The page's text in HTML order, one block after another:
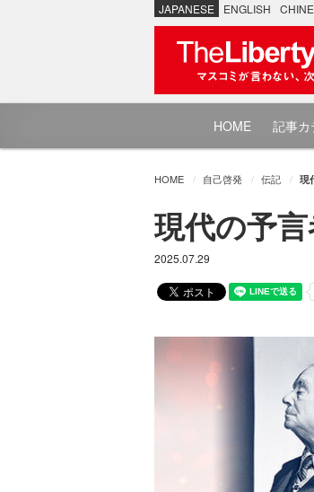
JAPANESE ENGLISH
HOME 記事カ
HOME 自己啓発 伝記 現
現代の予
2025.07.29